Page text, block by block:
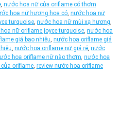
, nước hoa nữ của oriflame có thơm
hoa nữ hương hoa cỏ, nước hoa nữ
turquoise, nước hoa nữ mùi xạ hương,
nữ oriflame joyce turquoise, nước hoa
giá bao nhiêu, nước hoa oriflame giá
, nước hoa oriflame nữ giá rẻ, nước
hoa oriflame nữ nào thơm, nước hoa
oriflame, review nước hoa oriflame